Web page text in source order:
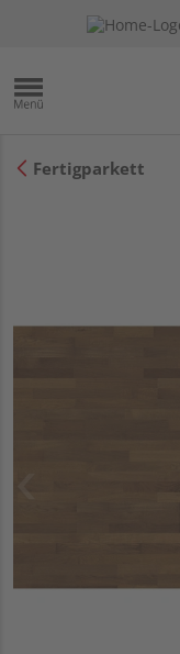
Fertigparkett